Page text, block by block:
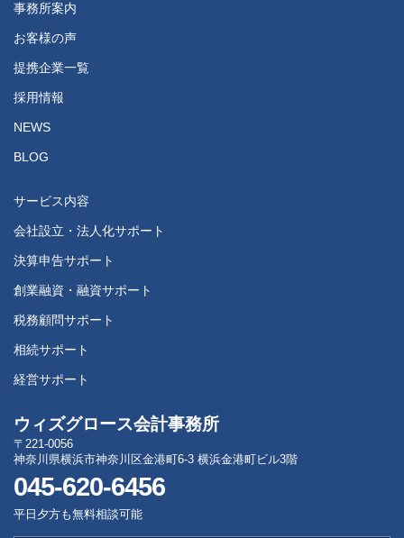
事務所案内
お客様の声
提携企業一覧
採用情報
NEWS
BLOG
サービス内容
会社設立・法人化サポート
決算申告サポート
創業融資・融資サポート
税務顧問サポート
相続サポート
経営サポート
ウィズグロース会計事務所
〒221-0056
神奈川県横浜市神奈川区金港町6-3 横浜金港町ビル3階
045-620-6456
平日夕方も無料相談可能